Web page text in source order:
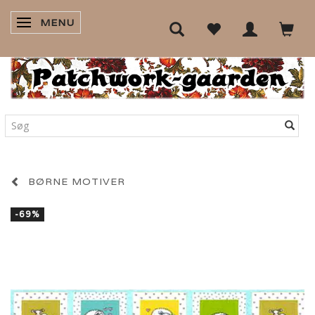
SKIFTE NAVIGATION
MENU
BØRNE MOTIVER
-69%